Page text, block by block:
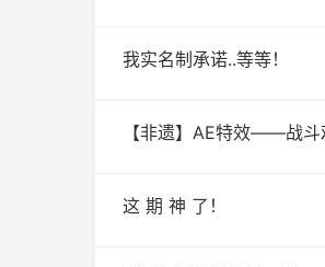
我实名制承诺..等等！
【非遗】AE特效——战斗
这 期 神 了！